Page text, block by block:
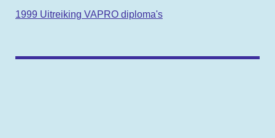
1999 Uitreiking VAPRO diploma's